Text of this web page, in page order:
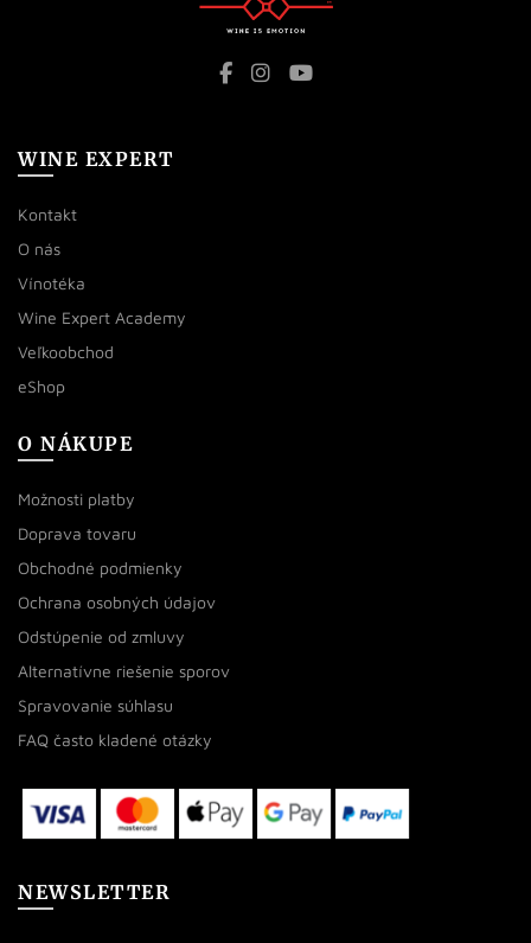
WINE EXPERT
Kontakt
O nás
Vínotéka
Wine Expert Academy
Veľkoobchod
eShop
O NÁKUPE
Možnosti platby
Doprava tovaru
Obchodné podmienky
Ochrana osobných údajov
Odstúpenie od zmluvy
Alternatívne riešenie sporov
Spravovanie súhlasu
FAQ často kladené otázky
NEWSLETTER